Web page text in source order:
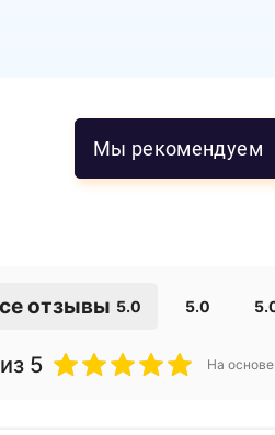
Мы рекомендуем
Все отзывы 5.0
из 5 На основе